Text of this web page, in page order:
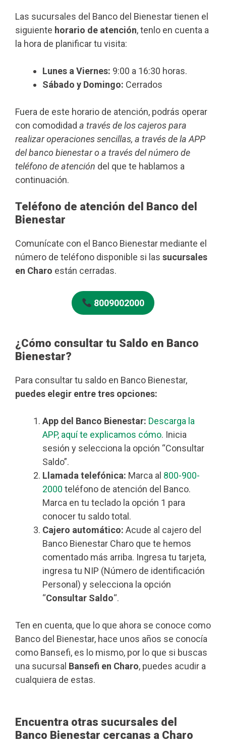
Las sucursales del Banco del Bienestar tienen el
siguiente horario de atención, tenlo en cuenta a
la hora de planificar tu visita:
Lunes a Viernes: 9:00 a 16:30 horas.
Sábado y Domingo: Cerrados
Fuera de este horario de atención, podrás operar
con comodidad a través de los cajeros para
realizar operaciones sencillas, a través de la APP
del banco bienestar o a través del número de
teléfono de atención del que te hablamos a
continuación.
Teléfono de atención del Banco del
Bienestar
Comunícate con el Banco Bienestar mediante el
número de teléfono disponible si las sucursales
en Charo están cerradas.
8009002000
¿Cómo consultar tu Saldo en Banco
Bienestar?
Para consultar tu saldo en Banco Bienestar,
puedes elegir entre tres opciones:
App del Banco Bienestar: Descarga la
APP, aquí te explicamos cómo. Inicia
sesión y selecciona la opción “Consultar
Saldo”.
Llamada telefónica: Marca al 800-900-
2000 teléfono de atención del Banco.
Marca en tu teclado la opción 1 para
conocer tu saldo total.
Cajero automático: Acude al cajero del
Banco Bienestar Charo que te hemos
comentado más arriba. Ingresa tu tarjeta,
ingresa tu NIP (Número de identificación
Personal) y selecciona la opción
“Consultar Saldo“.
Ten en cuenta, que lo que ahora se conoce como
Banco del Bienestar, hace unos años se conocía
como Bansefi, es lo mismo, por lo que si buscas
una sucursal Bansefi en Charo, puedes acudir a
cualquiera de estas.
Encuentra otras sucursales del
Banco Bienestar cercanas a Charo